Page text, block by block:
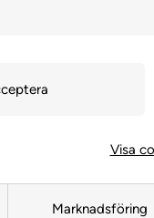
Marknadsföring
Visa